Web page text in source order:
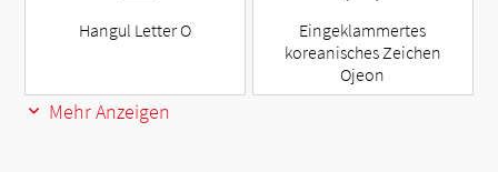
Hangul Letter O
Eingeklammertes
koreanisches Zeichen
Ojeon
Mehr Anzeigen